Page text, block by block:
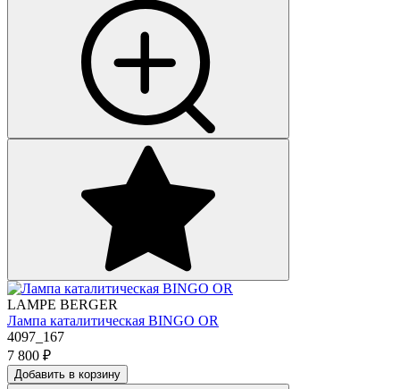
LAMPE BERGER
Лампа каталитическая BINGO OR
4097_167
7 800 ₽
Добавить в корзину